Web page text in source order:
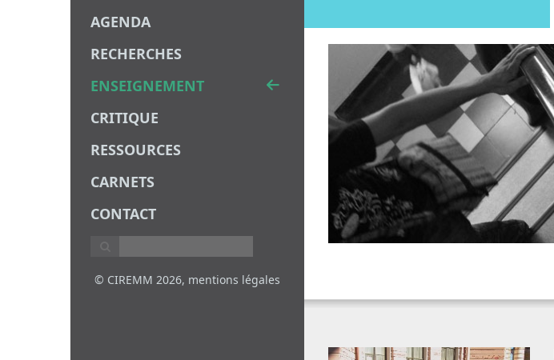
AGENDA
RECHERCHES
ENSEIGNEMENT
CRITIQUE
RESSOURCES
CARNETS
CONTACT
© CIREMM 2026, mentions légales